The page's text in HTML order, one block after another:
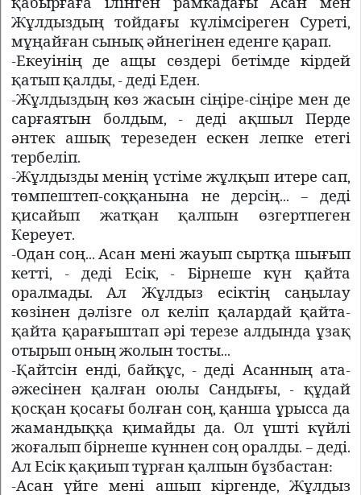
Жұлдыздың тойдағы күлімсіреген Суреті,
мұңайған сынық әйнегінен еденге қарап.
-Екеуінің де ащы сөздері бетімде кірдей
қатып қалды, - деді Еден.
-Жұлдыздың көз жасын сіңіре-сіңіре мен де
сарғаятын болдым, - деді ақшыл Перде
әнтек ашық терезеден ескен лепке етегі
тербеліп.
-Жұлдызды менің үстіме жұлқып итере сап,
төмпештеп-соққанына не дерсің... – деді
қисайып жатқан қалпын өзгертпеген
Кереует.
-Одан соң... Асан мені жауып сыртқа шығып
кетті, - деді Есік, - Бірнеше күн қайта
оралмады. Ал Жұлдыз есіктің саңылау
көзінен дәлізге ол келіп қалардай қайта-
қайта қарағыштап әрі терезе алдында ұзақ
отырып оның жолын тосты...
-Қайтсін енді, байқұс, - деді Асанның ата-
әжесінен қалған оюлы Сандығы, - құдай
қосқан қосағы болған соң, қанша ұрысса да
жамандыққа қимайды да. Ол үшті күйлі
жоғалып бірнеше күннен соң оралды. – деді.
Ал Есік қақиып тұрған қалпын бұзбастан:
-Асан үйге мені ашып кіргенде, Жұлдыз